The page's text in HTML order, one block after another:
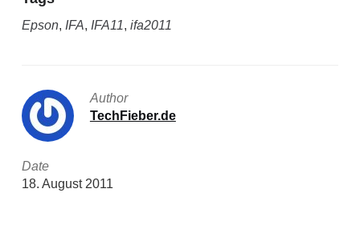
Epson, IFA, IFA11, ifa2011
Author
TechFieber.de
Date
18. August 2011